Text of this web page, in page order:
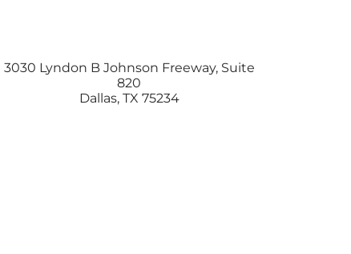
3030 Lyndon B Johnson Freeway, Suite
820
Dallas, TX 75234